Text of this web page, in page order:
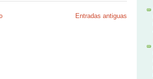
Entradas antiguas